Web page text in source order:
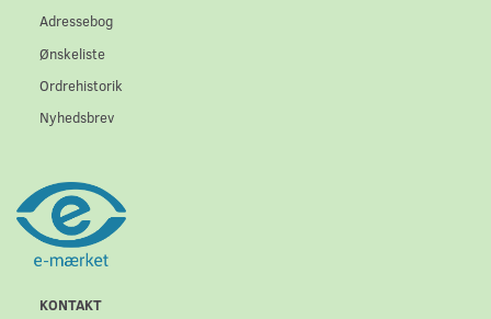
Adressebog
Ønskeliste
Ordrehistorik
Nyhedsbrev
KONTAKT